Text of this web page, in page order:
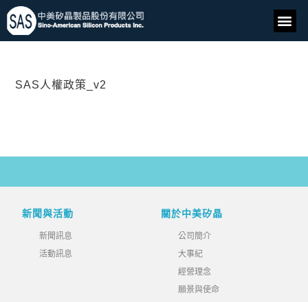
SAS人權政策_v2
新聞與活動
新聞訊息
活動訊息
關於中美矽晶
公司簡介
大事紀
經營理念
願景與使命